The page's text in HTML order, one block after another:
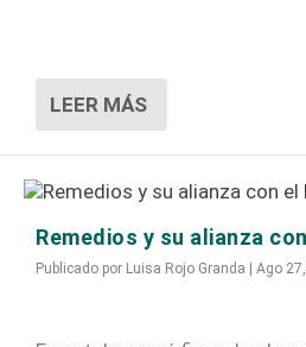
LEER MÁS
Remedios y su alianza
Publicado por Luisa Rojo Granda Ago